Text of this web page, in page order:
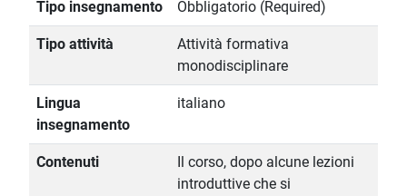
Tipo insegnamento Obbligatorio (Required)
Tipo attività
Attività formativa
monodisciplinare
Lingua
insegnamento
italiano
Contenuti
Il corso, dopo alcune lezioni
introduttive che si